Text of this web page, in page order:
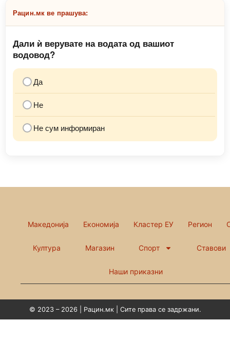
Рацин.мк ве прашува:
Дали ѝ верувате на водата од вашиот
водовод?
Да
Не
Не сум информиран
Македонија Економија Кластер ЕУ Регион
Култура Магазин Спорт Ставови
Наши приказни
© 2023 – 2026 | Рацин.мк | Сите права се задржани.